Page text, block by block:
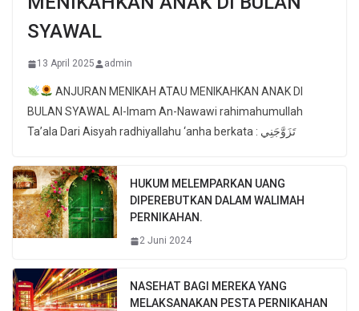
SYAWAL
13 April 2025 admin
ANJURAN MENIKAH ATAU MENIKAHKAN ANAK DI
BULAN SYAWAL Al-Imam An-Nawawi rahimahumullah
Ta’ala Dari Aisyah radhiyallahu ‘anha berkata : تَزَوَّجَنِي
HUKUM MELEMPARKAN UANG
DIPEREBUTKAN DALAM WALIMAH
PERNIKAHAN.
2 Juni 2024
NASEHAT BAGI MEREKA YANG
MELAKSANAKAN PESTA PERNIKAHAN